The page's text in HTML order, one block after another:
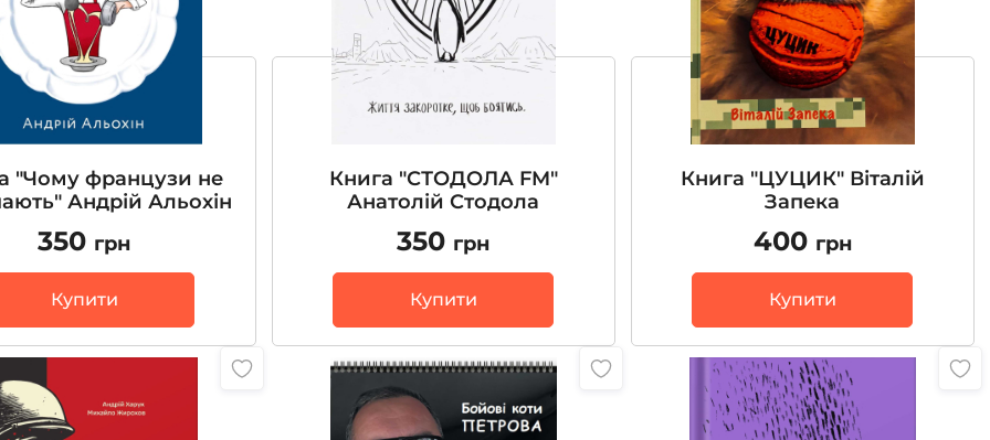
"Чому французи не
Андрій Альохін
350 грн
Купити
Книга "СТОДОЛА FM"
Анатолій Стодола
350 грн
Купити
Книга "ЦУЦИК" Віталій
Запека
400 грн
Купити